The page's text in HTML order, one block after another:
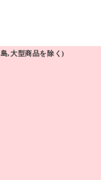
,大型商品を除く)